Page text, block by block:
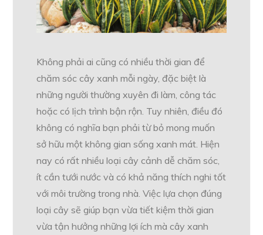
Không phải ai cũng có nhiều thời gian để
chăm sóc cây xanh mỗi ngày, đặc biệt là
những người thường xuyên đi làm, công tác
hoặc có lịch trình bận rộn. Tuy nhiên, điều đó
không có nghĩa bạn phải từ bỏ mong muốn
sở hữu một không gian sống xanh mát. Hiện
nay có rất nhiều loại cây cảnh dễ chăm sóc,
ít cần tưới nước và có khả năng thích nghi tốt
với môi trường trong nhà. Việc lựa chọn đúng
loại cây sẽ giúp bạn vừa tiết kiệm thời gian
vừa tận hưởng những lợi ích mà cây xanh